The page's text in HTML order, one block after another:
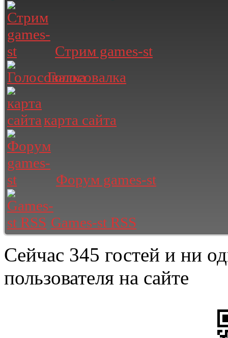
Стрим games-st
Голосовалка
карта сайта
Форум games-st
Games-st RSS
Сейчас 345 гостей и ни
пользователя на сайте